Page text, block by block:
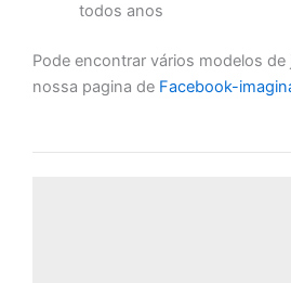
todos anos
Pode encontrar vários modelos de
nossa pagina de Facebook-